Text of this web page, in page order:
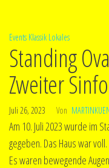
Events Klassik Lokales
Standing
Zweiter
Juli 26, 2023 Von
Am 10. Juli 2023 wurde im
gegeben. Das Haus war
Es waren bewegende